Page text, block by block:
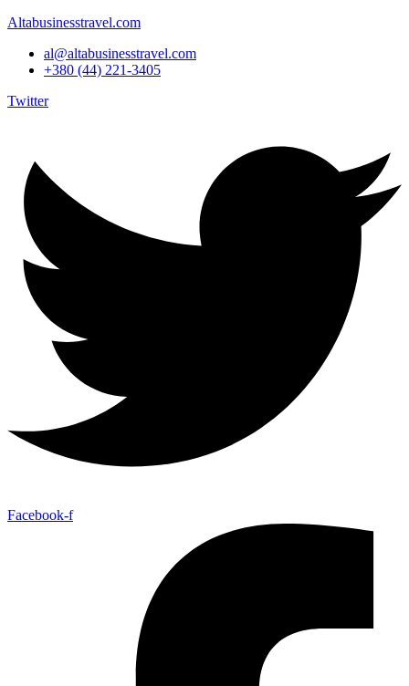
Altabusinesstravel.com
al@altabusinesstravel.com
+380 (44) 221-3405
Twitter
Facebook-f